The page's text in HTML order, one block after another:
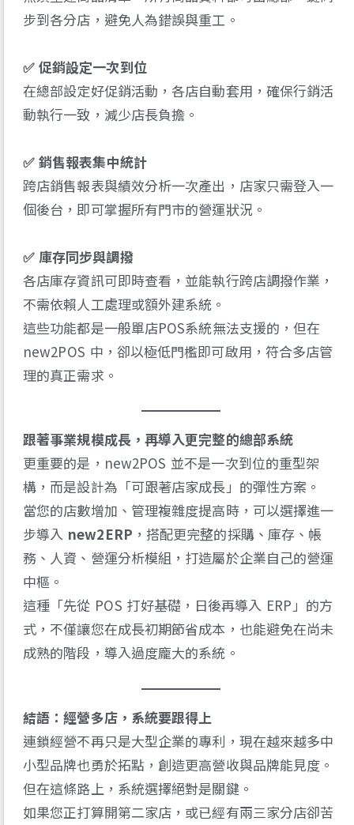
步到各分店，避免人為錯誤與重工。
✅ 促銷設定一次到位
在總部設定好促銷活動，各店自動套用，確保行銷活
動執行一致，減少店長負擔。
✅ 銷售報表集中統計
跨店銷售報表與績效分析一次產出，店家只需登入一
個後台，即可掌握所有門市的營運狀況。
✅ 庫存同步與調撥
各店庫存資訊可即時查看，並能執行跨店調撥作業，
不需依賴人工處理或額外建系統。
這些功能都是一般單店POS系統無法支援的，但在
new2POS 中，卻以極低門檻即可啟用，符合多店管
理的真正需求。
跟著事業規模成長，再導入更完整的總部系統
更重要的是，new2POS 並不是一次到位的重型架
構，而是設計為「可跟著店家成長」的彈性方案。
當您的店數增加、管理複雜度提高時，可以選擇進一
步導入 new2ERP ，搭配更完整的採購、庫存、帳
務、人資、營運分析模組，打造屬於企業自己的營運
中樞。
這種「先從 POS 打好基礎，日後再導入 ERP」的方
式，不僅讓您在成長初期節省成本，也能避免在尚未
成熟的階段，導入過度龐大的系統。
結語：經營多店，系統要跟得上
連鎖經營不再只是大型企業的專利，現在越來越多中
小型品牌也勇於拓點，創造更高營收與品牌能見度。
但在這條路上，系統選擇絕對是關鍵。
如果您正打算開第二家店，或已經有兩三家分店卻苦